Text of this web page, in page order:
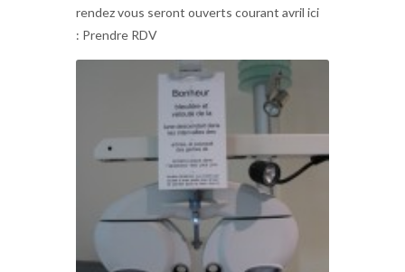
rendez vous seront ouverts courant avril ici
: Prendre RDV